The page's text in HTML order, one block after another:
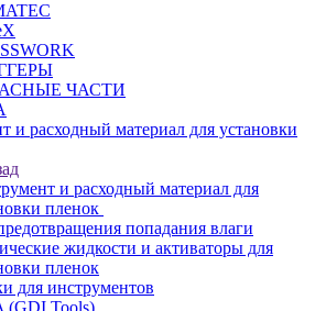
ЧАСТИ
и расходный материал для установки
и расходный материал для
пленок
попадания влаги
жидкости и активаторы для
пленок
для инструментов
(GDI Tools)